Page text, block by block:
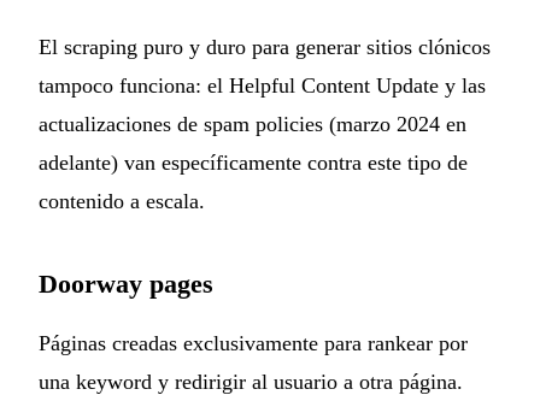
El scraping puro y duro para generar sitios clónicos
tampoco funciona: el Helpful Content Update y las
actualizaciones de spam policies (marzo 2024 en
adelante) van específicamente contra este tipo de
contenido a escala.
Doorway pages
Páginas creadas exclusivamente para rankear por
una keyword y redirigir al usuario a otra página.